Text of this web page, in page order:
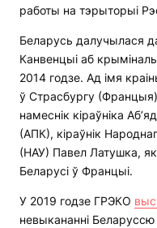
работы на тэрыторыі
Беларусь далучылася
Канвенцыі аб
2014 годзе. Ад імя
ў Страсбургу
намеснік кіраўніка
(АПК), кіраўнік
(НАУ) Павел Латушка,
Беларусі ў Францыі.
У 2019 годзе ГРЭКО
невыкананні